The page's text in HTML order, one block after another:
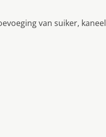
van suiker, kaneel